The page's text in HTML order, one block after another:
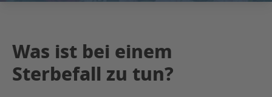
Was ist bei einem
Sterbefall zu tun?